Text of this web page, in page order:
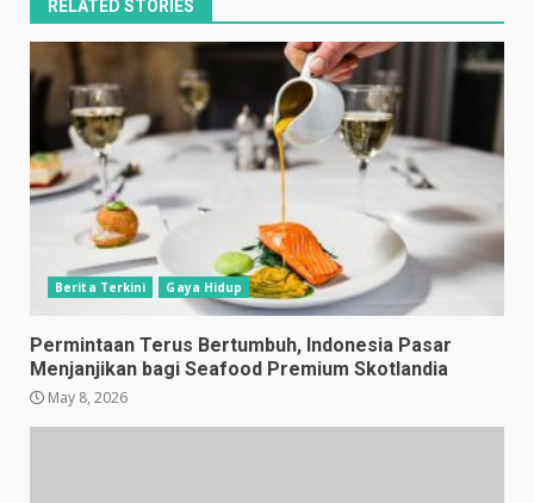
RELATED STORIES
Berita Terkini Gaya Hidup
Permintaan Terus Bertumbuh, Indonesia Pasar
Menjanjikan bagi Seafood Premium Skotlandia
May 8, 2026